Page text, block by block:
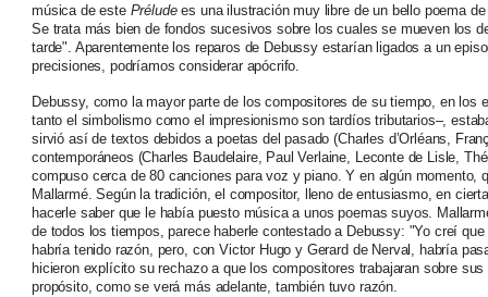
música de este Préludees una ilustración muy libre de un bello poema
Se trata más bien de fondos sucesivos sobre los cuales se mueven los
tarde". Aparentemente los reparos de Debussy estarían ligados a un
precisiones, podríamos considerar apócrifo.
Debussy, como la mayor parte de los compositores de su tiempo, en los
tanto el simbolismo como el impresionismo son tardíos tributarios–,
sirvió así de textos debidos a poetas del pasado (Charles d’Orléans,
contemporáneos (Charles Baudelaire, Paul Verlaine, Leconte de Lisle,
compuso cerca de 80 canciones para voz y piano. Y en algún momento,
Mallarmé. Según la tradición, el compositor, lleno de entusiasmo, en
hacerle saber que le había puesto música a unos poemas suyos.
de todos los tiempos, parece haberle contestado a Debussy: "Yo creí
habría tenido razón, pero, con Victor Hugo y Gerard de Nerval, habría
hicieron explícito su rechazo a que los compositores trabajaran sobre
propósito, como se verá más adelante, también tuvo razón.